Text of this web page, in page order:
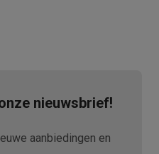
nieuwsbrief!
aanbiedingen en